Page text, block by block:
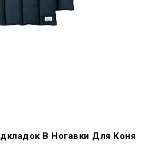
В Ногавки Для Коня